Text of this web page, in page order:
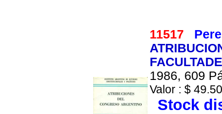
11517
1986, 609
Valor : $
Stock